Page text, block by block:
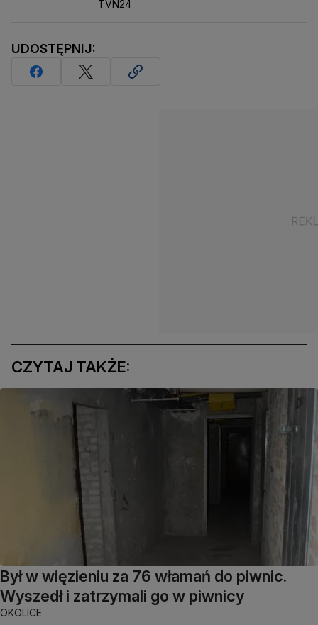
TVN24
UDOSTĘPNIJ:
CZYTAJ TAKŻE:
Był w więzieniu za 76 włamań do piwnic.
Wyszedł i zatrzymali go w piwnicy
OKOLICE